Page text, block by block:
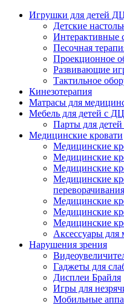
Игрушки для детей
Детские
Интерактивные
Песочная
Проекционное
Развивающие
Тактильное
Кинезотерапия
Матрасы для
Мебель для детей с
Парты для
Медицинские кровати
Медицинские
Медицинские
Медицинские
Медицинские
Медицинские
Медицинские
Медицинские
Аксессуары для
Нарушения зрения
Гаджеты для
Дисплеи Брайля
Игры для
Мобильные